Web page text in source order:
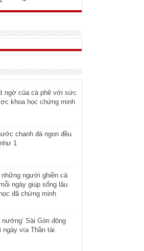
ngờ của cà phê với sức
khoa học chứng minh
chanh đá ngon đều
1
người ghiền cà
ngày giúp sống lâu
đã chứng minh
nướng’ Sài Gòn đông
ngày vía Thần tài